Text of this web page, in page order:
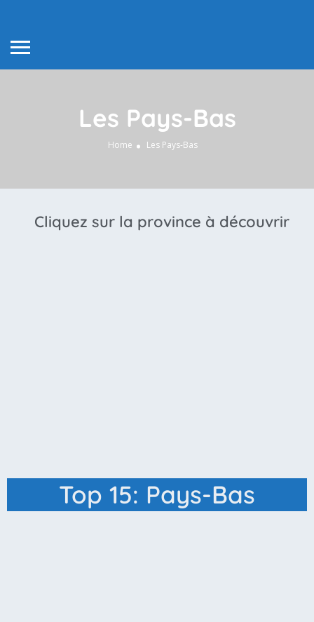
Les Pays-Bas
Home Les Pays-Bas
Cliquez sur la province à découvrir
Top 15: Pays-Bas